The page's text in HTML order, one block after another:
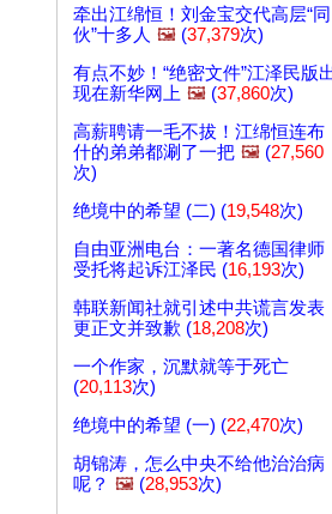
牵出江绵恒！刘金宝交代高层“同
伙”十多人 🖼️ (37,379次)
有点不妙！“绝密文件”江泽民版
现在新华网上 🖼️ (37,860次)
高薪聘请一毛不拔！江绵恒连布
什的弟弟都涮了一把 🖼️ (27,560
次)
绝境中的希望 (二) (19,548次)
自由亚洲电台：一著名德国律师
受托将起诉江泽民 (16,193次)
韩联新闻社就引述中共谎言发表
更正文并致歉 (18,208次)
一个作家，沉默就等于死亡
(20,113次)
绝境中的希望 (一) (22,470次)
胡锦涛，怎么中央不给他治治病
呢？ 🖼️ (28,953次)